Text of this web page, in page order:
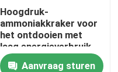
Hoogdruk-
ammoniakkraker voor
het ontdooien met
laag energieverbruik
Aanvraag sturen